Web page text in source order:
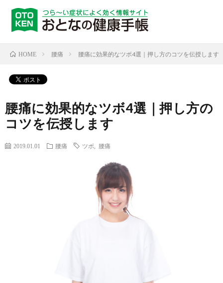
HOME 腰痛 腰痛に効果的なツボ4選｜押し方のコツを伝授します
腰痛に効果的なツボ4選｜押し方の
コツを伝授します
2019.01.01 腰痛 ツボ 腰痛